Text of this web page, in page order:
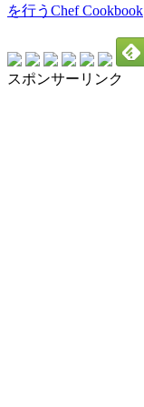
を行うChef Cookbook
スポンサーリンク